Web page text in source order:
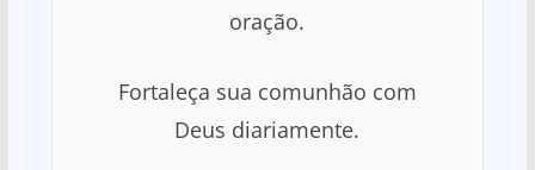
oração.
Fortaleça sua comunhão com
Deus diariamente.